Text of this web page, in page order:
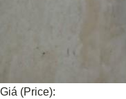
Giá (Price):